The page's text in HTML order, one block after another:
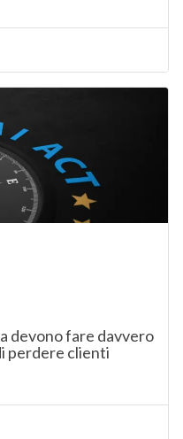
devono fare davvero
perdere clienti